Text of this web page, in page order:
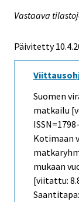
Vastaava
Päivitetty
Suomen
matkailu
Kotimaan
mukaan
[viitattu:
Saantitapa: